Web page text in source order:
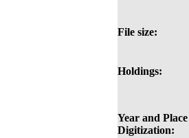
File size:
Holdings:
Year and
Digitization: